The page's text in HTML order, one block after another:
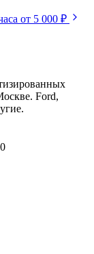
от 5 000 ₽
Ford,